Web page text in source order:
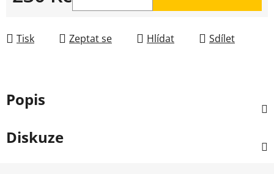
Tisk Zeptat se Hlídat Sdílet
Popis
Diskuze